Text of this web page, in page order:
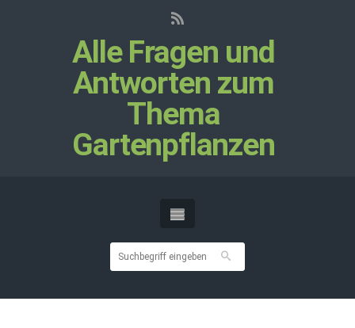
Alle Fragen und
Antworten zum
Thema
Gartenpflanzen